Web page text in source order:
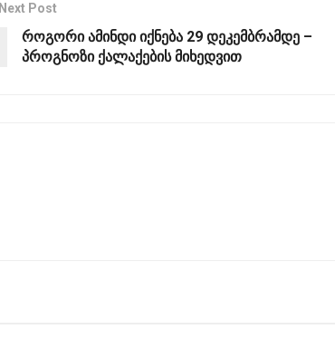
Next Post
როგორი ამინდი იქნება 29 დეკემბრამდე –
პროგნოზი ქალაქების მიხედვით